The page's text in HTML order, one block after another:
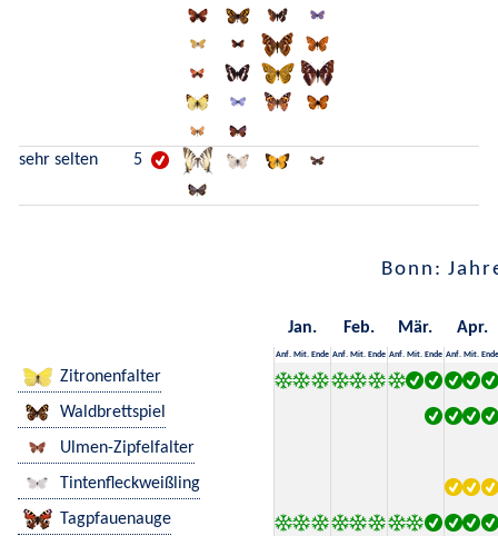
sehr selten 5
Bonn:
Jan. Feb. Mär. Apr.
Anf. Mit. Ende Anf. Mit. Ende Anf. Mit. Ende Anf. Mit. Ende
Zitronenfalter
Waldbrettspiel
Ulmen-Zipfelfalter
Tintenfleckweißling
Tagpfauenauge